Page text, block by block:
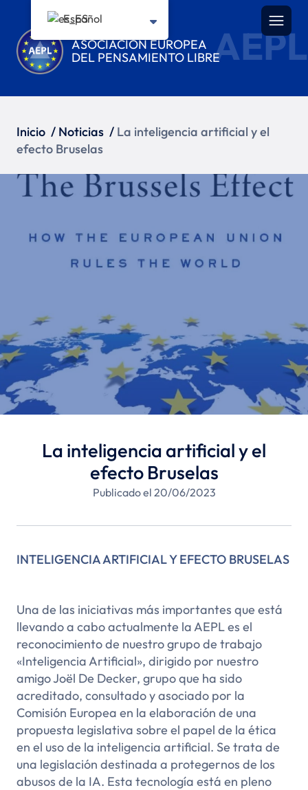
ASOCIACIÓN EUROPEA
DEL PENSAMIENTO LIBREAEPL
Inicio / Noticias / La inteligencia artificial y el
efecto Bruselas
La inteligencia artificial y el
efecto Bruselas
Publicado el 20/06/2023
INTELIGENCIA ARTIFICIAL Y EFECTO BRUSELAS
Una de las iniciativas más importantes que está
llevando a cabo actualmente la AEPL es el
reconocimiento de nuestro grupo de trabajo
«Inteligencia Artificial», dirigido por nuestro
amigo Joël De Decker, grupo que ha sido
acreditado, consultado y asociado por la
Comisión Europea en la elaboración de una
propuesta legislativa sobre el papel de la ética
en el uso de la inteligencia artificial. Se trata de
una legislación destinada a protegernos de los
abusos de la IA. Esta tecnología está en pleno
Español